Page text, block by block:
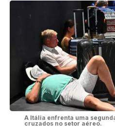
A Itália enfrenta uma
cruzados no setor aéreo.